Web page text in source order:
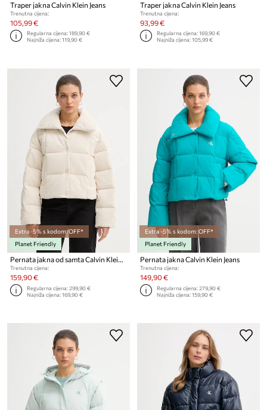
Traper jakna Calvin Klein Jeans
Trenutna cijena:
105,99 €
Regularna cijena:189,90 €
Najniža cijena:119,90 €
Traper jakna Calvin Klein Jeans
Trenutna cijena:
93,99 €
Regularna cijena:169,90 €
Najniža cijena:105,99 €
Extra -5% s kodom: OFF*
Planet Friendly
Pernata jakna od samta Calvin Klein Jeans
Trenutna cijena:
159,90 €
Regularna cijena:299,90 €
Najniža cijena:169,90 €
Extra -5% s kodom: OFF*
Planet Friendly
Pernata jakna Calvin Klein Jeans
Trenutna cijena:
149,90 €
Regularna cijena:279,90 €
Najniža cijena:159,90 €